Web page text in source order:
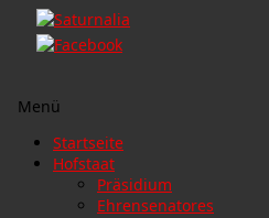
Menü
Zum
Inhalt
Startseite
Hofstaat
Präsidium
Ehrensenatores